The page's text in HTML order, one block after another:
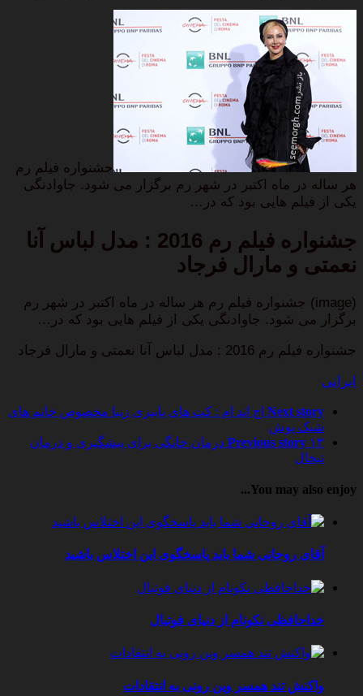
جشنواره فیلم رم
هر ساله در ماه اکتبر در شهر رم برگزار می شود. جاوادنگی
یکی از فیلم هایی بود که در…
جشنواره فیلم رم 2016 : مدل لباس آنا
نعمتی و مارال فرجاد
(image) جشنواره فیلم رم هر ساله در ماه اکتبر در شهر رم
برگزار می شود. جاوادنگی یکی از فیلم هایی بود که در…
جشنواره فیلم رم 2016 : مدل لباس آنا نعمتی و مارال فرجاد
ایرانی
Next story اچ اند ام : کت های پاییزی زیبا مخصوص خانم های
شیک پوش
Previous story ۱۳ درمان خانگی برای پیشگیری و درمان
تبخال
You may also enjoy...
آقای روحانی شما باید پاسخگوی این اختلاس باشید
خداحافظی نکونام از دنیای فوتبال
واکنش تند همسر وین رونی به انتقادات